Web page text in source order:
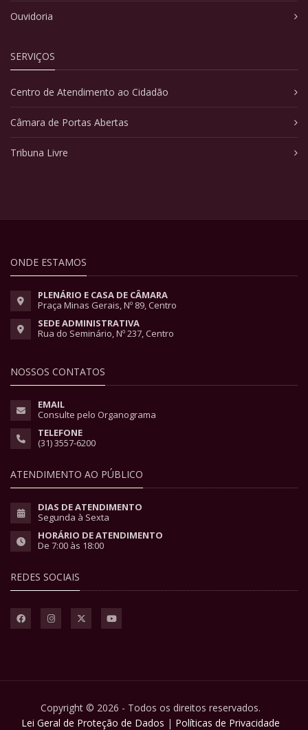
Ouvidoria
SERVIÇOS
Centro de Atendimento ao Cidadão
Câmara de Portas Abertas
Tribuna Livre
ONDE ESTAMOS
PLENÁRIO E CASA DE CÂMARA
Praça Minas Gerais, Nº 89, Centro
SEDE ADMINISTRATIVA
Rua do Seminário, Nº 237, Centro
NOSSOS CONTATOS
EMAIL
Consulte pelo Organograma
TELEFONE
(31) 3557-6200
ATENDIMENTO AO PÚBLICO
DIAS DE ATENDIMENTO
Segunda à Sexta
HORÁRIO DE ATENDIMENTO
De 7:00 às 18:00
REDES SOCIAIS
Copyright © 2026 - Todos os direitos reservados.
Lei Geral de Proteção de Dados | Políticas de Privacidade